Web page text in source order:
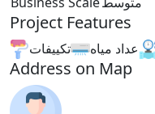
Project Features
عداد مياه تكييفات
Address on Map